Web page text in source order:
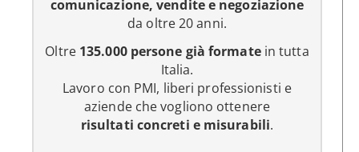
comunicazione, vendite e negoziazione
da oltre 20 anni.
Oltre 135.000 persone già formatein tutta
Italia.
Lavoro con PMI, liberi professionisti e
aziende che vogliono ottenere
risultati concreti e misurabili.